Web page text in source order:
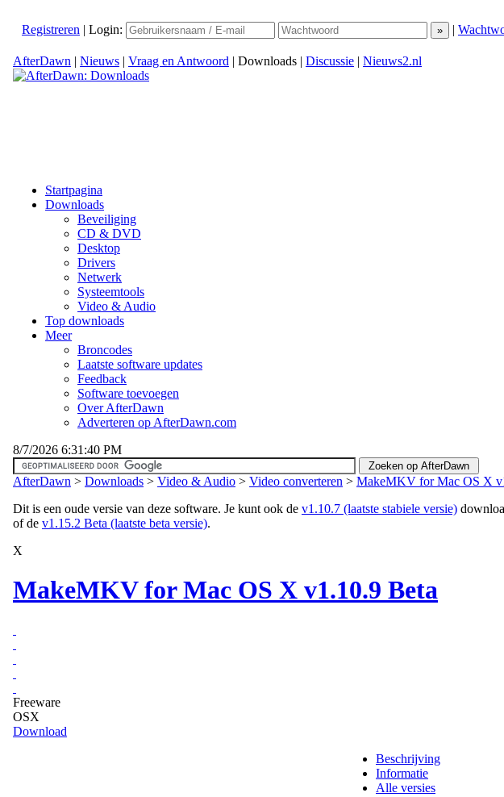
Registreren | Login: |
AfterDawn | Nieuws | Vraag en Antwoord | Downloads | Discussie | Nieuws2.nl
Startpagina
Downloads
Beveiliging
CD & DVD
Desktop
Drivers
Netwerk
Systeemtools
Video & Audio
Top downloads
Meer
Broncodes
Laatste software updates
Feedback
Software toevoegen
Over AfterDawn
Adverteren op AfterDawn.com
8/7/2026 6:31:40 PM
AfterDawn > Downloads > Video & Audio > Video converteren > MakeMKV for Mac OS X
Dit is een oude versie van deze software. Je kunt ook de v1.10.7 (laatste stabiele versie)
of de v1.15.2 Beta (laatste beta versie).
X
MakeMKV for Mac OS X v1.10.9 Beta
Freeware
OSX
Download
Beschrijving
Informatie
Alle versies